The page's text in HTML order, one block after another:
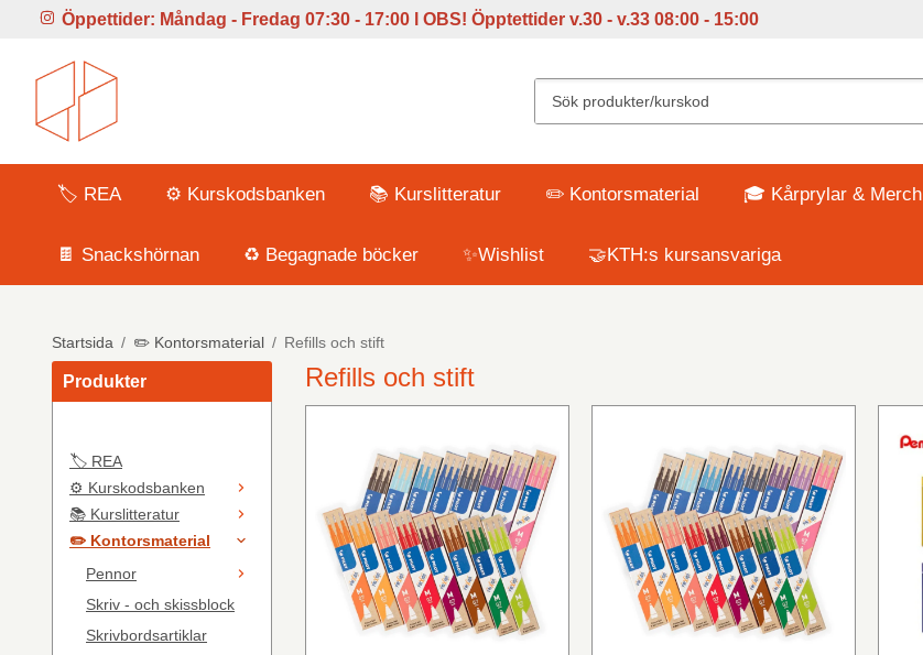
Öppettider: Måndag - Fredag 07:30 - 17:00 l OBS! Öpptettider v.30 - v.33 08:00 - 15:00
🏷️ REA ⚙️ Kurskodsbanken 📚 Kurslitteratur ✏️ Kontorsmaterial 🎓 Kårprylar & Merch
🍫 Snackshörnan ♻️ Begagnade böcker ✨Wishlist 🤝KTH:s kursansvariga
Startsida / ✏️ Kontorsmaterial / Refills och stift
Produkter
🏷️ REA
⚙️ Kurskodsbanken
📚 Kurslitteratur
✏️ Kontorsmaterial
Pennor
Skriv - och skissblock
Skrivbordsartiklar
Refills och stift